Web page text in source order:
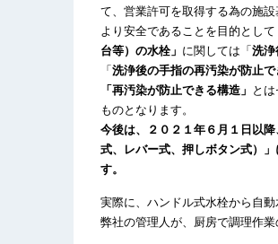
て、営業許可を取得する為の施
より安全であることを目的とし
台等）の水栓」 に関しては「 洗浄
「 洗浄後の手指の再汚染が防止
「再汚染が防止できる構造」 と
ものとなります。
今後は、２０２１年６月１日以
式、レバー式、押しボタン式）
す。
実際に、ハンドル式水栓から自
弊社の管理人が、厨房で調理作